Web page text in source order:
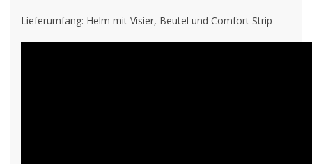
Lieferumfang: Helm mit Visier, Beutel und Comfort Strip